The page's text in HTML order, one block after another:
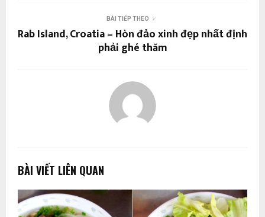
BÀI TIẾP THEO
Rab Island, Croatia – Hòn đảo xinh đẹp nhất định
phải ghé thăm
BÀI VIẾT LIÊN QUAN